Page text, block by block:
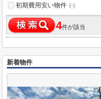
初期費用安い物件 (-)
4件が該当
新着物件